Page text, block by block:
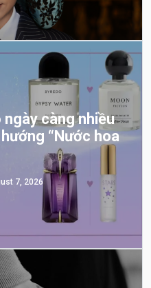
ngày càng nhiều
“Nước hoa
7, 2026